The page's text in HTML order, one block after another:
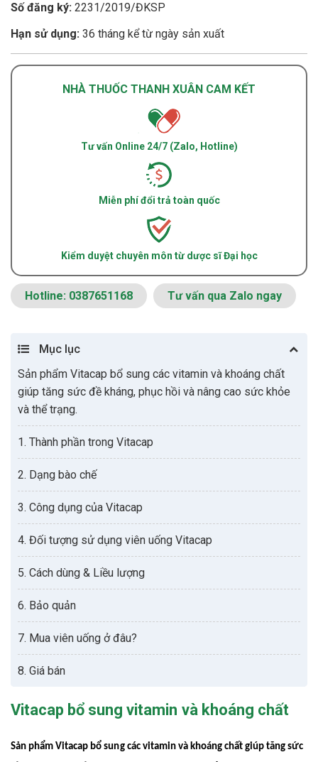
Số đăng ký: 2231/2019/ĐKSP
Hạn sử dụng: 36 tháng kể từ ngày sản xuất
NHÀ THUỐC THANH XUÂN CAM KẾT
Tư vấn Online 24/7 (Zalo, Hotline)
Miễn phí đổi trả toàn quốc
Kiểm duyệt chuyên môn từ dược sĩ Đại học
Hotline: 0387651168 Tư vấn qua Zalo ngay
Mục lục
Sản phẩm Vitacap bổ sung các vitamin và khoáng chất
giúp tăng sức đề kháng, phục hồi và nâng cao sức khỏe
và thể trạng.
1. Thành phần trong Vitacap
2. Dạng bào chế
3. Công dụng của Vitacap
4. Đối tượng sử dụng viên uống Vitacap
5. Cách dùng & Liều lượng
6. Bảo quản
7. Mua viên uống ở đâu?
8. Giá bán
Vitacap bổ sung vitamin và khoáng chất
Sản phẩm Vitacap bổ sung các vitamin và khoáng chất giúp tăng sức